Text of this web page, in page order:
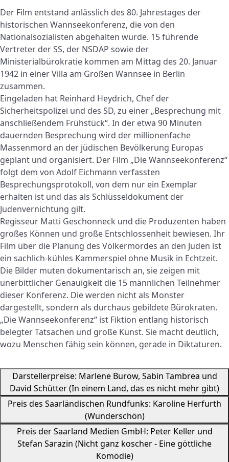
Der Film entstand anlässlich des 80. Jahrestages der
historischen Wannseekonferenz, die von den
Nationalsozialisten abgehalten wurde. 15 führende
Vertreter der SS, der NSDAP sowie der
Ministerialbürokratie kommen am Mittag des 20. Januar
1942 in einer Villa am Großen Wannsee in Berlin
zusammen.
Eingeladen hat Reinhard Heydrich, Chef der
Sicherheitspolizei und des SD, zu einer „Besprechung mit
anschließendem Frühstück“. In der etwa 90 Minuten
dauernden Besprechung wird der millionenfache
Massenmord an der jüdischen Bevölkerung Europas
geplant und organisiert. Der Film „Die Wannseekonferenz“
folgt dem von Adolf Eichmann verfassten
Besprechungsprotokoll, von dem nur ein Exemplar
erhalten ist und das als Schlüsseldokument der
Judenvernichtung gilt.
Regisseur Matti Geschonneck und die Produzenten haben
großes Können und große Entschlossenheit bewiesen. Ihr
Film über die Planung des Völkermordes an den Juden ist
ein sachlich-kühles Kammerspiel ohne Musik in Echtzeit.
Die Bilder muten dokumentarisch an, sie zeigen mit
unerbittlicher Genauigkeit die 15 männlichen Teilnehmer
dieser Konferenz. Die werden nicht als Monster
dargestellt, sondern als durchaus gebildete Bürokraten.
„Die Wannseekonferenz“ ist Fiktion entlang historisch
belegter Tatsachen und große Kunst. Sie macht deutlich,
wozu Menschen fähig sein können, gerade in Diktaturen.
Darstellerpreise: Marlene Burow, Sabin Tambrea und
David Schütter (In einem Land, das es nicht mehr gibt)
Preis des Saarländischen Rundfunks: Karoline Herfurth
(Wunderschön)
Preis der Saarland Medien GmbH: Peter Keller und
Stefan Sarazin (Nicht ganz koscher - Eine göttliche
Komödie)